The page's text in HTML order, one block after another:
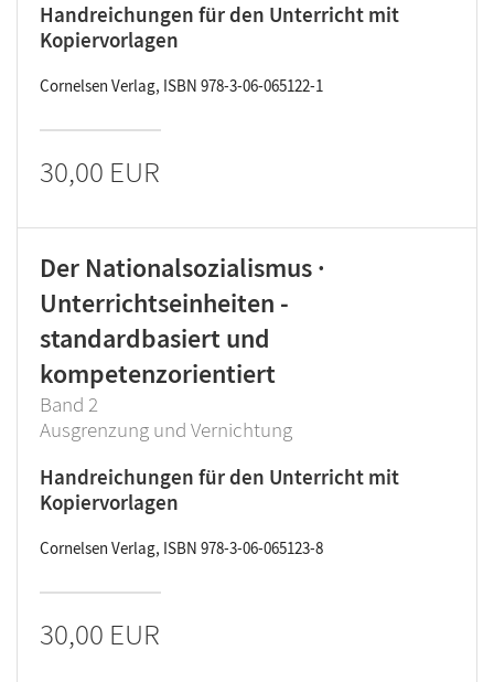
Handreichungen für den Unterricht mit
Kopiervorlagen
Cornelsen Verlag, ISBN 978-3-06-065122-1
30,00 EUR
Der Nationalsozialismus ·
Unterrichtseinheiten -
standardbasiert und
kompetenzorientiert
Band 2
Ausgrenzung und Vernichtung
Handreichungen für den Unterricht mit
Kopiervorlagen
Cornelsen Verlag, ISBN 978-3-06-065123-8
30,00 EUR